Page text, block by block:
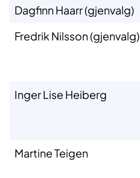
Dagfinn Haarr (gjenvalg)
Fredrik Nilsson (gjenvalg)
Inger Lise Heiberg
Martine Teigen